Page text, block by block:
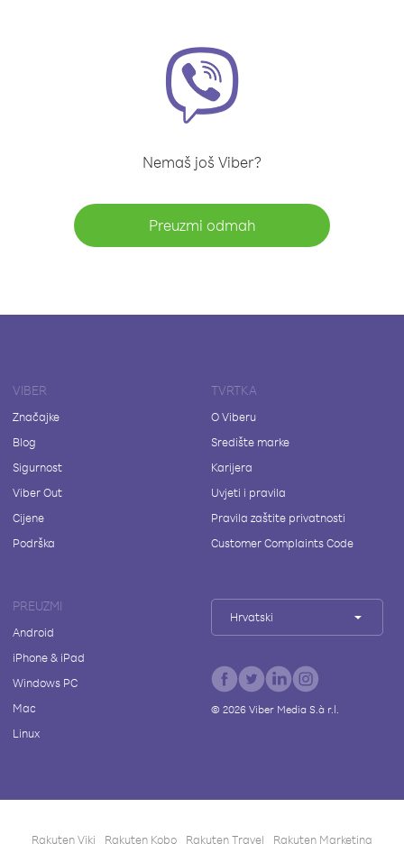
Nemaš još Viber?
Preuzmi odmah
VIBER
Značajke
Blog
Sigurnost
Viber Out
Cijene
Podrška
TVRTKA
O Viberu
Središte marke
Karijera
Uvjeti i pravila
Pravila zaštite privatnosti
Customer Complaints Code
PREUZMI
Android
iPhone & iPad
Windows PC
Mac
Linux
Hrvatski
© 2026Viber Media S.à r.l.
Rakuten Viki Rakuten Kobo Rakuten Travel Rakuten Marketing